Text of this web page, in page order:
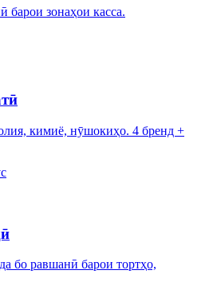
барои зонаҳои касса.
кимиё, нӯшокиҳо. 4 бренд +
бо равшанӣ барои тортҳо,